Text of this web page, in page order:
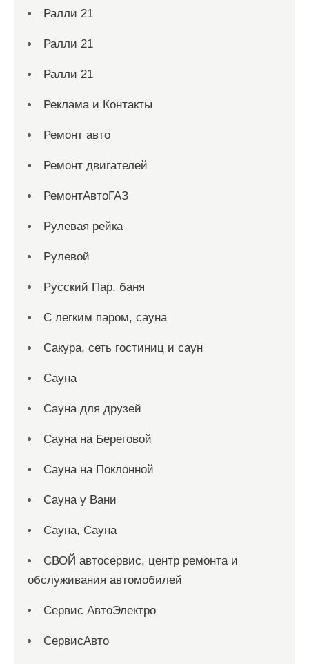
Ралли 21
Ралли 21
Ралли 21
Реклама и Контакты
Ремонт авто
Ремонт двигателей
РемонтАвтоГАЗ
Рулевая рейка
Рулевой
Русский Пар, баня
С легким паром, сауна
Сакура, сеть гостиниц и саун
Сауна
Сауна для друзей
Сауна на Береговой
Сауна на Поклонной
Сауна у Вани
Сауна, Сауна
СВОЙ автосервис, центр ремонта и
обслуживания автомобилей
Сервис АвтоЭлектро
СервисАвто